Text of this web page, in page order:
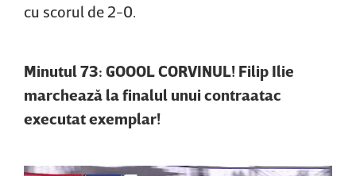
cu scorul de 2-0.
Minutul 73: GOOOL CORVINUL! Filip Ilie
marchează la finalul unui contraatac
executat exemplar!